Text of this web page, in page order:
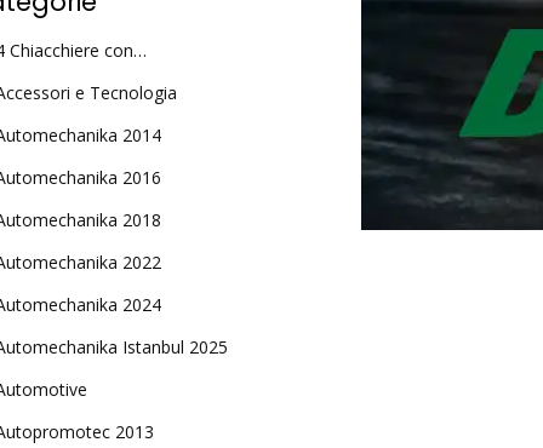
Chiacchiere con…
e Tecnologia
2014
2016
2018
2022
2024
Istanbul 2025
2013